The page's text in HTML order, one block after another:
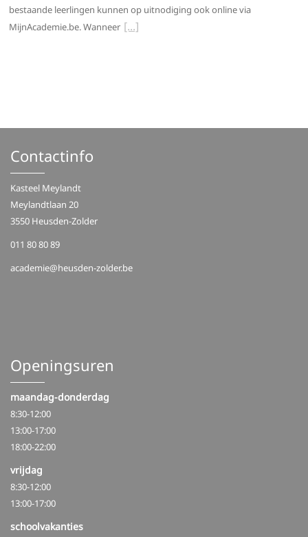
bestaande leerlingen kunnen op uitnodiging ook online via
MijnAcademie.be. Wanneer
Contactinfo
Kasteel Meylandt
Meylandtlaan 20
3550 Heusden-Zolder
011 80 80 89
academie@heusden-zolder.be
Openingsuren
maandag-donderdag
8:30-12:00
13:00-17:00
18:00-22:00
vrijdag
8:30-12:00
13:00-17:00
schoolvakanties